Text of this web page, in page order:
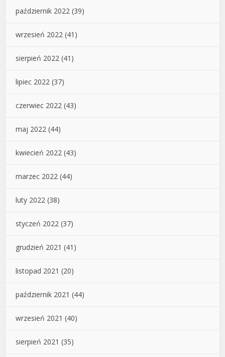
październik 2022 (39)
wrzesień 2022 (41)
sierpień 2022 (41)
lipiec 2022 (37)
czerwiec 2022 (43)
maj 2022 (44)
kwiecień 2022 (43)
marzec 2022 (44)
luty 2022 (38)
styczeń 2022 (37)
grudzień 2021 (41)
listopad 2021 (20)
październik 2021 (44)
wrzesień 2021 (40)
sierpień 2021 (35)